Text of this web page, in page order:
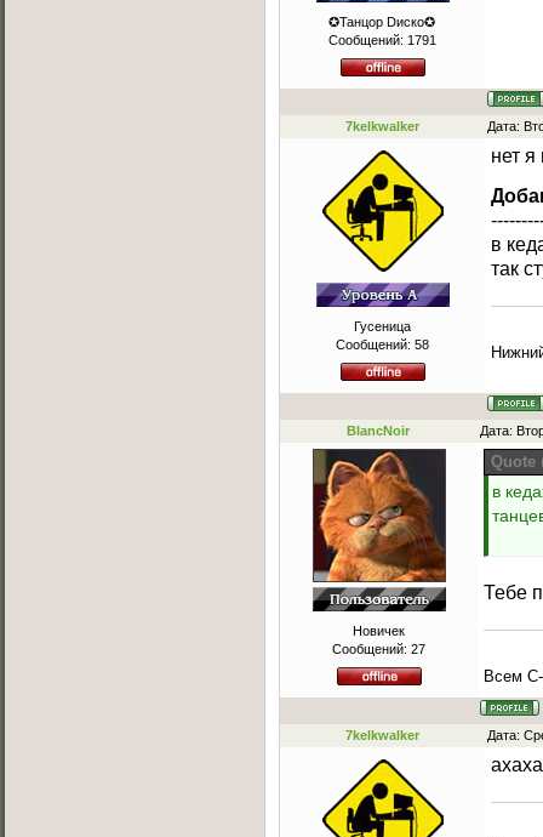
✪Танцор Dиско✪
Сообщений: 1791
7kelkwalker Дата:
Гусеница
Сообщений: 58
нет
в
так
BlancNoir Дата:
Новичек
Сообщений: 27
Quote
в
Тебе
Всем
7kelkwalker Дата: